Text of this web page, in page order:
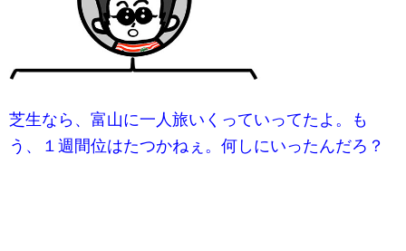
芝生なら、富山に一人旅いくっていってたよ。も
う、１週間位はたつかねぇ。何しにいったんだろ？